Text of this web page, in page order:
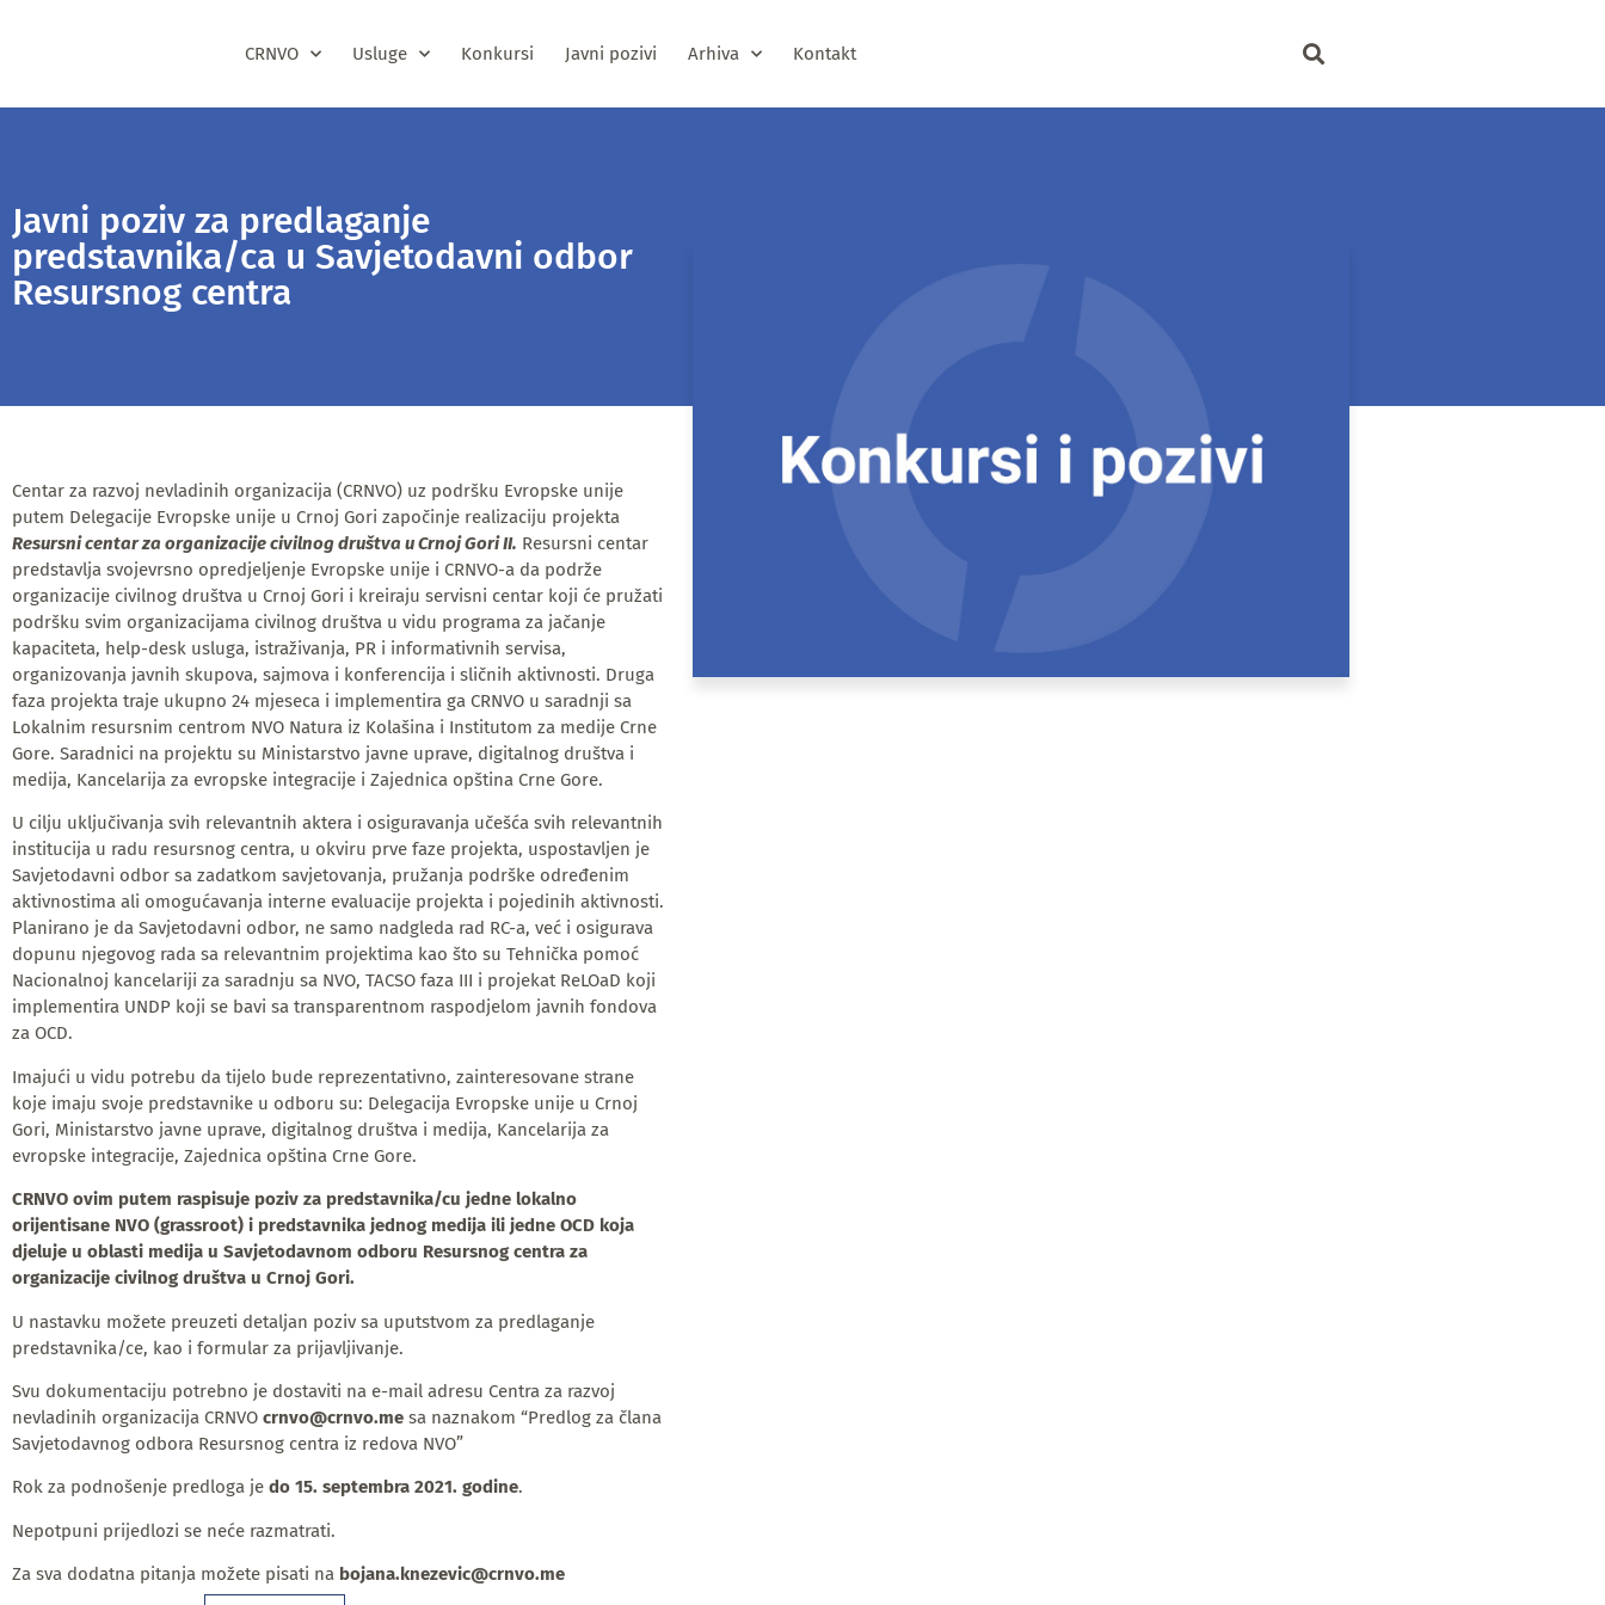
CRNVO Usluge Konkursi Javni pozivi Arhiva Kontakt
Javni poziv za predlaganje
predstavnika/ca u Savjetodavni odbor
Resursnog centra
Centar za razvoj nevladinih organizacija (CRNVO) uz podršku Evropske unije
putem Delegacije Evropske unije u Crnoj Gori započinje realizaciju projekta
Resursni centar za organizacije civilnog društva u Crnoj Gori II. Resursni centar
predstavlja svojevrsno opredjeljenje Evropske unije i CRNVO-a da podrže
organizacije civilnog društva u Crnoj Gori i kreiraju servisni centar koji će pružati
podršku svim organizacijama civilnog društva u vidu programa za jačanje
kapaciteta, help-desk usluga, istraživanja, PR i informativnih servisa,
organizovanja javnih skupova, sajmova i konferencija i sličnih aktivnosti. Druga
faza projekta traje ukupno 24 mjeseca i implementira ga CRNVO u saradnji sa
Lokalnim resursnim centrom NVO Natura iz Kolašina i Institutom za medije Crne
Gore. Saradnici na projektu su Ministarstvo javne uprave, digitalnog društva i
medija, Kancelarija za evropske integracije i Zajednica opština Crne Gore.
U cilju uključivanja svih relevantnih aktera i osiguravanja učešća svih relevantnih
institucija u radu resursnog centra, u okviru prve faze projekta, uspostavljen je
Savjetodavni odbor sa zadatkom savjetovanja, pružanja podrške određenim
aktivnostima ali omogućavanja interne evaluacije projekta i pojedinih aktivnosti.
Planirano je da Savjetodavni odbor, ne samo nadgleda rad RC-a, već i osigurava
dopunu njegovog rada sa relevantnim projektima kao što su Tehnička pomoć
Nacionalnoj kancelariji za saradnju sa NVO, TACSO faza III i projekat ReLOaD koji
implementira UNDP koji se bavi sa transparentnom raspodjelom javnih fondova
za OCD.
Imajući u vidu potrebu da tijelo bude reprezentativno, zainteresovane strane
koje imaju svoje predstavnike u odboru su: Delegacija Evropske unije u Crnoj
Gori, Ministarstvo javne uprave, digitalnog društva i medija, Kancelarija za
evropske integracije, Zajednica opština Crne Gore.
CRNVO ovim putem raspisuje poziv za predstavnika/cu jedne lokalno
orijentisane NVO (grassroot) i predstavnika jednog medija ili jedne OCD koja
djeluje u oblasti medija u Savjetodavnom odboru Resursnog centra za
organizacije civilnog društva u Crnoj Gori.
U nastavku možete preuzeti detaljan poziv sa uputstvom za predlaganje
predstavnika/ce, kao i formular za prijavljivanje.
Svu dokumentaciju potrebno je dostaviti na e-mail adresu Centra za razvoj
nevladinih organizacija CRNVO crnvo@crnvo.me sa naznakom “Predlog za člana
Savjetodavnog odbora Resursnog centra iz redova NVO”
Rok za podnošenje predloga je do 15. septembra 2021. godine.
Nepotpuni prijedlozi se neće razmatrati.
Za sva dodatna pitanja možete pisati na bojana.knezevic@crnvo.me